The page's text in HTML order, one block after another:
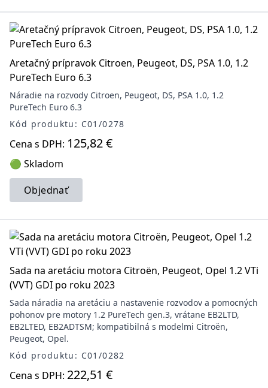
Aretačný prípravok Citroen, Peugeot, DS, PSA 1.0, 1.2
PureTech Euro 6.3
Náradie na rozvody Citroen, Peugeot, DS, PSA 1.0, 1.2
PureTech Euro 6.3
Kód produktu: C01/0278
Cena s DPH: 125,82 €
🟢 Skladom
Objednať
Sada na aretáciu motora Citroën, Peugeot, Opel 1.2 VTi
(VVT) GDI po roku 2023
Sada náradia na aretáciu a nastavenie rozvodov a pomocných
pohonov pre motory 1.2 PureTech gen.3, vrátane EB2LTD,
EB2LTED, EB2ADTSM; kompatibilná s modelmi Citroën,
Peugeot, Opel.
Kód produktu: C01/0282
Cena s DPH: 222,51 €